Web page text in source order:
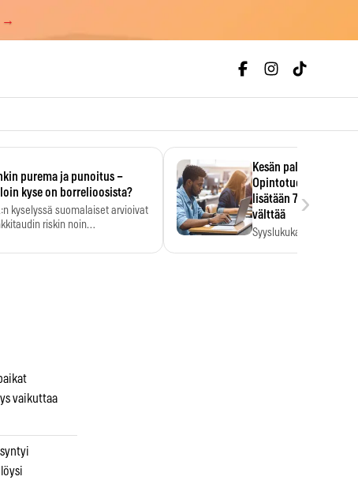
→
purema ja punoitus –
kyse on borrelioosista?
kyselyssä suomalaiset arvioivat
riskin noin
Kesän palkka
Opintotuen
lisätään 7,5
välttää
Syyslukukauden
›
vaikuttaa